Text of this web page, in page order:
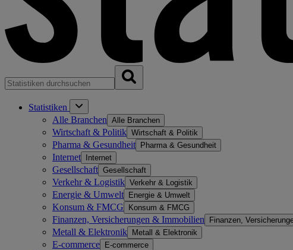
Statistiken
Alle Branchen Alle Branchen
Wirtschaft & Politik Wirtschaft & Politik
Pharma & Gesundheit Pharma & Gesundheit
Internet Internet
Gesellschaft Gesellschaft
Verkehr & Logistik Verkehr & Logistik
Energie & Umwelt Energie & Umwelt
Konsum & FMCG Konsum & FMCG
Finanzen, Versicherungen & Immobilien Finanzen,
Metall & Elektronik Metall & Elektronik
E-commerce E-commerce